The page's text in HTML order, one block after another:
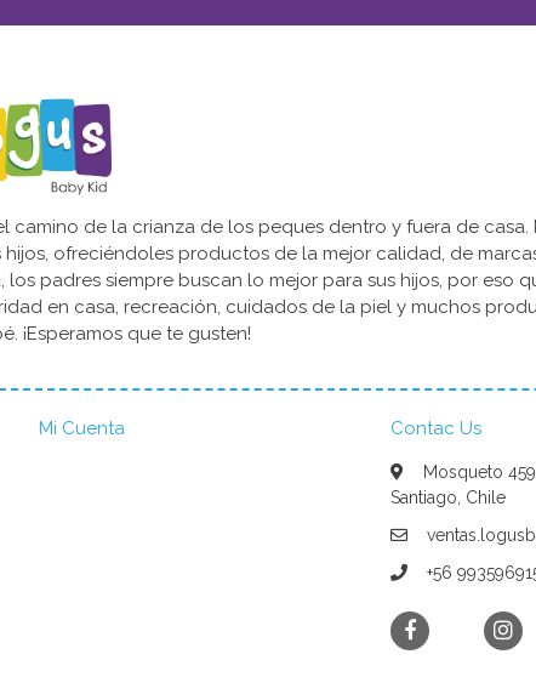
de la crianza de los peques dentro y fuera de casa.
ofreciéndoles productos de la mejor calidad, de
padres siempre buscan lo mejor para sus hijos, por eso
en casa, recreación, cuidados de la piel y muchos
¡Esperamos que te gusten!
Mi Cuenta Contac Us
Mosqueto
Santiago, Chile
+56